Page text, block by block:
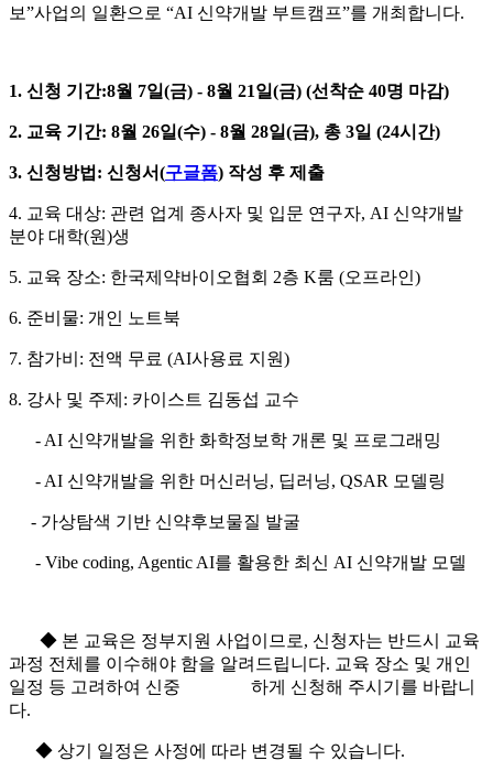
보”사업의 일환으로 “AI 신약개발 부트캠프”를 개최합니다.
1. 신청 기간:8월 7일(금) - 8월 21일(금) (선착순 40명 마감)
2. 교육 기간: 8월 26일(수) - 8월 28일(금), 총 3일 (24시간)
3. 신청방법 : 신청서(구글폼) 작성 후 제출
4. 교육 대상: 관련 업계 종사자 및 입문 연구자, AI 신약개발
분야 대학(원)생
5. 교육 장소: 한국제약바이오협회 2층 K룸 (오프라인)
6. 준비물: 개인 노트북
7. 참가비 : 전액 무료 (AI사용료 지원)
8. 강사 및 주제 : 카이스트 김동섭 교수
- AI 신약개발을 위한 화학정보학 개론 및 프로그래밍
- AI 신약개발을 위한 머신러닝, 딥러닝, QSAR 모델링
- 가상탐색 기반 신약후보물질 발굴
- Vibe coding, Agentic AI를 활용한 최신 AI 신약개발 모델
◆ 본 교육은 정부지원 사업이므로, 신청자는 반드시 교육
과정 전체를 이수해야 함을 알려드립니다. 교육 장소 및 개인
일정 등 고려하여 신중 하게 신청해 주시기를 바랍니
다.
◆ 상기 일정은 사정에 따라 변경될 수 있습니다.